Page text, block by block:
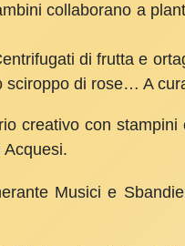
collaborano a
di frutta e
sciroppo di rose… A
creativo con
Acquesi.
Musici e